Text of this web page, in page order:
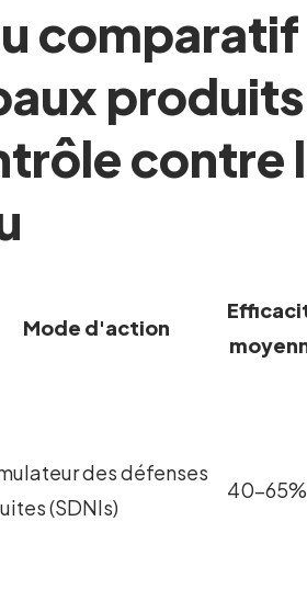
contre
Mode d'action
des défenses
(SDNIs)
40-